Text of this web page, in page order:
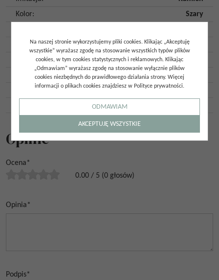
Kolor:
Szary
Mrozoodporność:
Ilość szt. w opakowaniu:
Ilość m2 w opakowaniu:
Gatunek:
Gat. 1
Opinie
Ocena*
0.00 / 5 (0 głosów)
Opinia*
Podpis*
Na naszej stronie wykorzystujemy pliki cookies. Klikając „Akceptuję
wszystkie” wyrażasz zgodę na stosowanie wszystkich typów plików
cookies, w tym cookies statystycznych i reklamowych. Klikając
„Odmawiam” wyrażasz zgodę na stosowanie wyłącznie plików
cookies niezbędnych do prawidłowego działania strony. Więcej
informacji o plikach cookies znajdziesz w Polityce prywatności.
ODMAWIAM
AKCEPTUJĘ WSZYSTKIE